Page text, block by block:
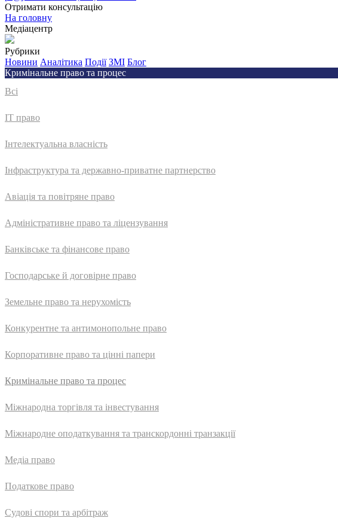
Отримати консультацію
На головну
Медіацентр
Рубрики
Новини Аналітика Події ЗМІ Блог
Кримінальне право та процес
Всі
IT право
Інтелектуальна власність
Інфраструктура та державно-приватне партнерство
Авіація та повітряне право
Адмiнiстративне право та лiцензування
Банківське та фінансове право
Господарське й договірне право
Земельне право та нерухомість
Конкурентне та антимонопольне право
Корпоративне право та цінні папери
Кримінальне право та процес
Міжнародна торгівля та інвестування
Міжнародне оподаткування та транскордонні транзакції
Медіа право
Податкове право
Судові спори та арбітраж